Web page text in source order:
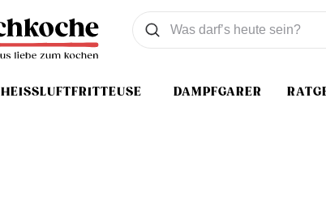
HEISSLUFTFRITTEUSE DAMPFGARER
Was wollen Sie suchen
Suchen